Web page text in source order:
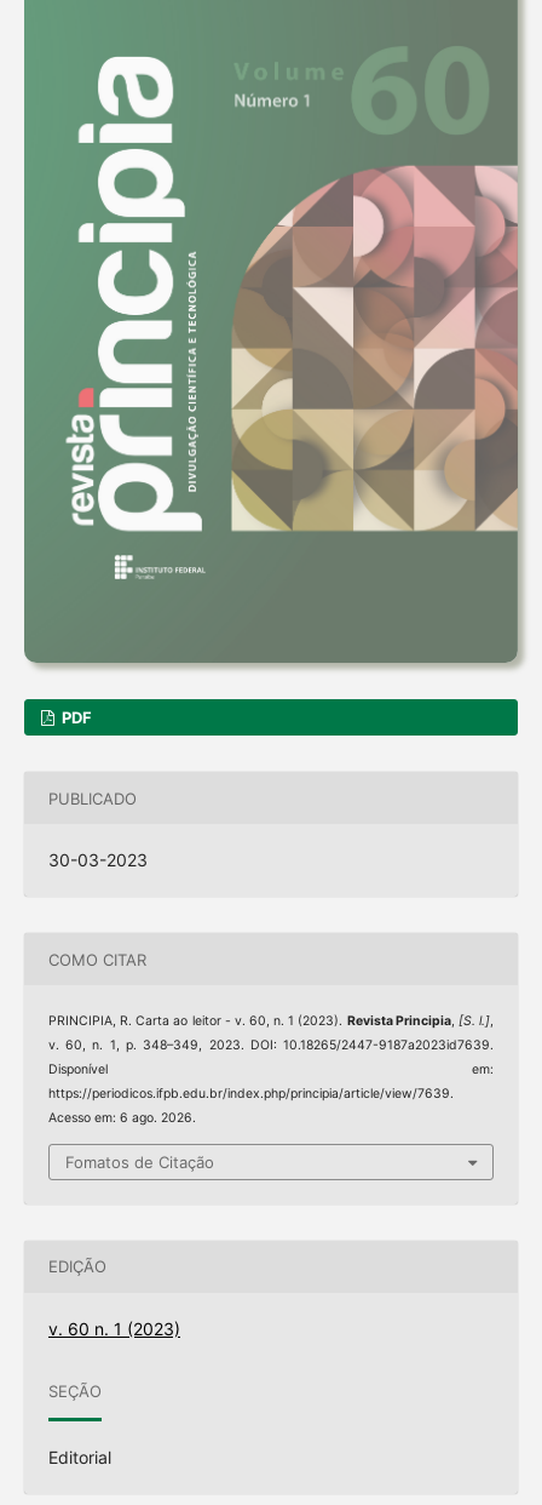
PDF
PUBLICADO
30-03-2023
COMO CITAR
PRINCIPIA, R. Carta ao leitor - v. 60, n. 1 (2023). Revista Principia, [S. l.],
v. 60, n. 1, p. 348–349, 2023. DOI: 10.18265/2447-9187a2023id7639.
Disponível em:
https://periodicos.ifpb.edu.br/index.php/principia/article/view/7639.
Acesso em: 6 ago. 2026.
Fomatos de Citação
EDIÇÃO
v. 60 n. 1 (2023)
SEÇÃO
Editorial